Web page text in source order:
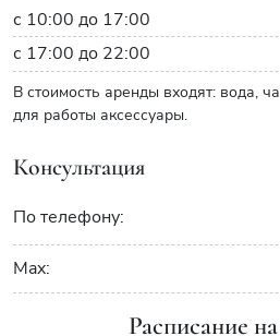
с 10:00 до 17:00
с 17:00 до 22:00
В стоимость аренды входят: вода,
для работы аксессуары.
Консультация
По телефону:
Max:
Расписание